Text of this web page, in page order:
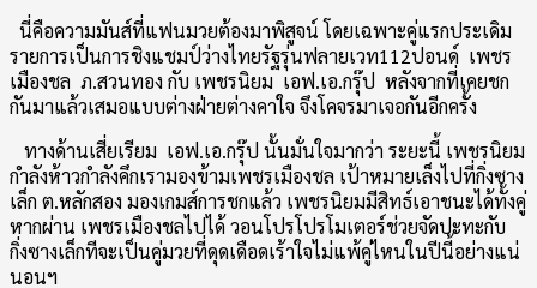
นี่คือความมันส์ที่แฟนมวยต้องมาพิสูจน์ โดยเฉพาะคู่แรกประเดิม
รายการเป็นการชิงแชมป์ว่างไทยรัฐรุ่นฟลายเวท112ปอนด์ เพชร
เมืองชล ภ.สวนทอง กับ เพชรนิยม เอฟ.เอ.กรุ๊ป หลังจากที่เคยชก
กันมาแล้วเสมอแบบต่างฝ่ายต่างคาใจ จึงโคจรมาเจอกันอีกครั้ง
ทางด้านเสี่ยเรียม เอฟ.เอ.กรุ๊ป นั้นมั่นใจมากว่า ระยะนี้ เพชรนิยม
กำลังห้าวกำลังคึกเรามองข้ามเพชรเมืองชล เป้าหมายเล็งไปที่กิ่งซาง
เล็ก ต.หลักสอง มองเกมส์การชกแล้ว เพชรนิยมมีสิทธ์เอาชนะได้ทั้งคู่
หากผ่าน เพชรเมืองชลไปได้ วอนโปรโปรโมเตอร์ช่วยจัดปะทะกับ
กิ่งซางเล็กทีจะเป็นคู่มวยที่ดุดเดือดเร้าใจไม่แพ้คู่ไหนในปีนี้อย่างแน่
นอนฯ